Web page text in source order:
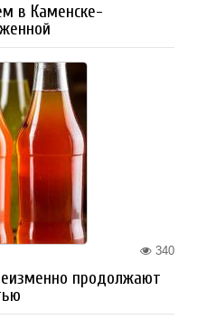
в Каменске-
340
продолжают